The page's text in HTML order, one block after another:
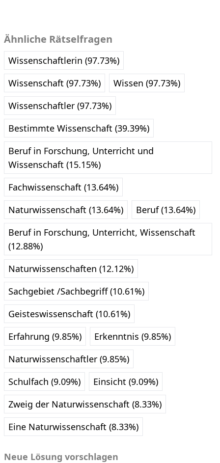
Ähnliche Rätselfragen
Wissenschaftlerin (97.73%)
Wissenschaft (97.73%)
Wissen (97.73%)
Wissenschaftler (97.73%)
Bestimmte Wissenschaft (39.39%)
Beruf in Forschung, Unterricht und
Wissenschaft (15.15%)
Fachwissenschaft (13.64%)
Naturwissenschaft (13.64%)
Beruf (13.64%)
Beruf in Forschung, Unterricht, Wissenschaft
(12.88%)
Naturwissenschaften (12.12%)
Sachgebiet /Sachbegriff (10.61%)
Geisteswissenschaft (10.61%)
Erfahrung (9.85%)
Erkenntnis (9.85%)
Naturwissenschaftler (9.85%)
Schulfach (9.09%)
Einsicht (9.09%)
Zweig der Naturwissenschaft (8.33%)
Eine Naturwissenschaft (8.33%)
Neue Lösung vorschlagen